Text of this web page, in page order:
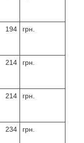
194 грн.
214 грн.
214 грн.
234 грн.